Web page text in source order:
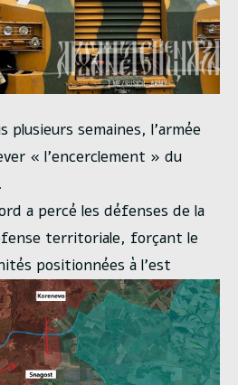
plusieurs semaines, l’armée
« l’encerclement » du
a percé les défenses de la
territoriale, forçant le
positionnées à l’est